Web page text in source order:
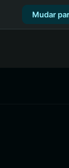
Mudar